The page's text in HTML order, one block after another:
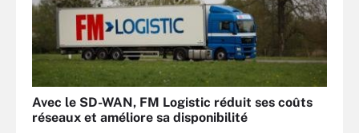
Avec le SD-WAN, FM Logistic réduit ses coûts
réseaux et améliore sa disponibilité